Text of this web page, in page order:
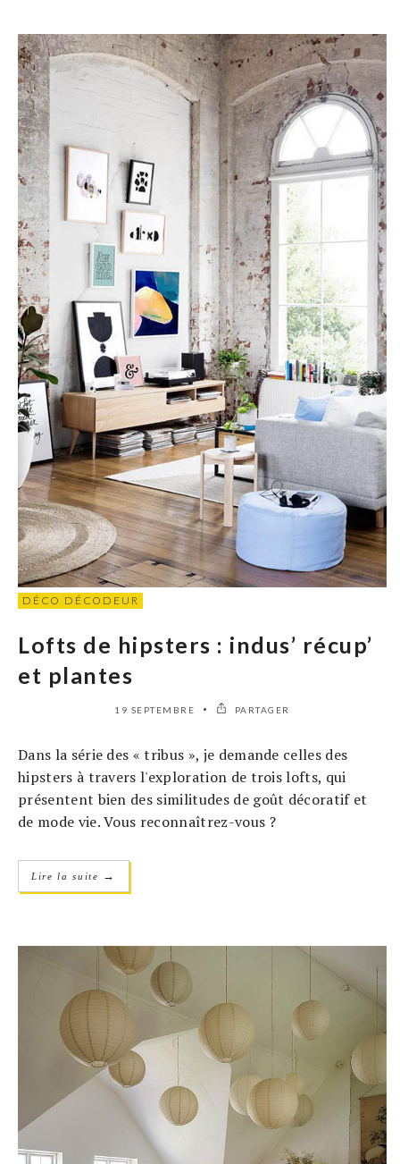
DÉCO DÉCODEUR
Lofts de hipsters : indus’ récup’
et plantes
19 SEPTEMBRE PARTAGER
Dans la série des « tribus », je demande celles des
hipsters à travers l'exploration de trois lofts, qui
présentent bien des similitudes de goût décoratif et
de mode vie. Vous reconnaîtrez-vous ?
Lire la suite →